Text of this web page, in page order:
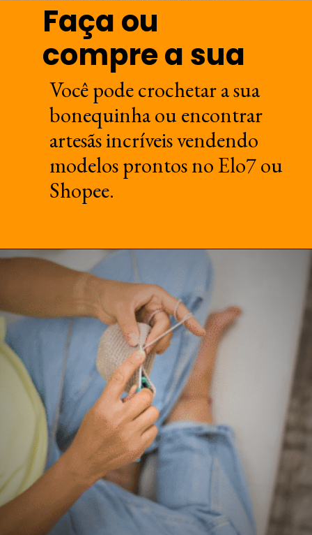
Faça ou
compre a sua
Você pode crochetar a sua
bonequinha ou encontrar
artesãs incríveis vendendo
modelos prontos no Elo7 ou
Shopee.